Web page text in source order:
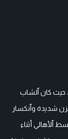
حيث كان ٱلشاب
شديدة وٱنكسار
أثناء